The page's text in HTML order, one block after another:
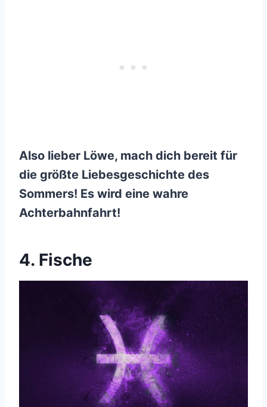
Also lieber Löwe, mach dich bereit für
die größte Liebesgeschichte des
Sommers! Es wird eine wahre
Achterbahnfahrt!
4. Fische